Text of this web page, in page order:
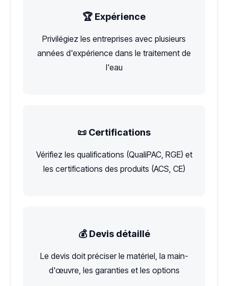
🏆 Expérience
Privilégiez les entreprises avec plusieurs
années d'expérience dans le traitement de
l'eau
📜 Certifications
Vérifiez les qualifications (QualiPAC, RGE) et
les certifications des produits (ACS, CE)
💰 Devis détaillé
Le devis doit préciser le matériel, la main-
d'œuvre, les garanties et les options